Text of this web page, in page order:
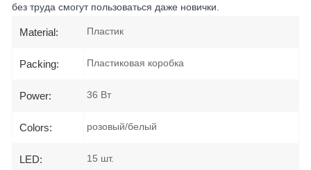
без труда смогут пользоваться даже новички.
Material: Пластик
Packing: Пластиковая коробка
Power: 36 Вт
Colors: розовый/белый
LED: 15 шт.